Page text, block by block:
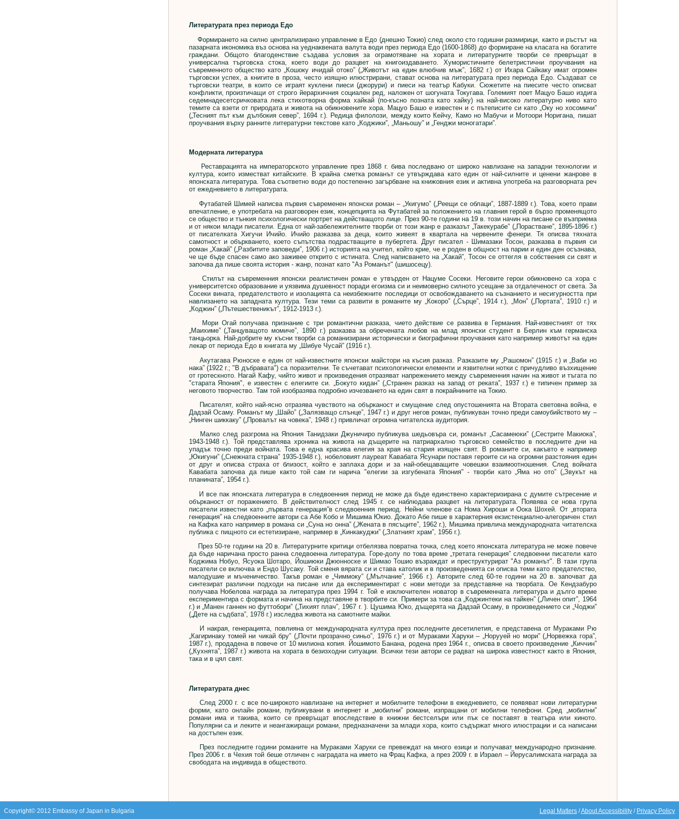
Литературата през периода Едо
Формирането на силно централизирано управление в Едо (днешно Токио) след около сто годишни размирици, както и ръстът на
пазарната икономика въз основа на уеднаквената валута води през периода Едо (1600-1868) до формиране на класата на богатите
граждани. Общото благоденствие създава условия за ограмотяване на хората и литературните творби се превръщат в
универсална търговска стока, което води до разцвет на книгоиздаването. Хумористичните белетристични проучвания на
съвременното общество като „Кошоку ичидай отоко” („Животът на един влюбчив мъж”, 1682 г.) от Ихара Сайкаку имат огромен
търговски успех, а книгите в проза, често изящно илюстрирани, стават основа на литературата през периода Едо. Създават се
търговски театри, в които се играят куклени пиеси (джорури) и пиеси на театър Кабуки. Сюжетите на пиесите често описват
конфликти, произтичащи от строго йерархичния социален ред, наложен от шогуната Токугава. Големият поет Мацуо Башо издига
седемнадесетсричковата лека стихотворна форма хайкай (по-късно позната като хайку) на най-високо литературно ниво като
темите са взети от природата и живота на обикновените хора. Мацуо Башо е известен и с пътеписите си като „Оку но хосомичи”
(„Тесният път към дълбокия север”, 1694 г.). Редица филолози, между които Кейчу, Камо но Мабучи и Мотоори Норигана, пишат
проучвания върху ранните литературни текстове като „Коджики”, „Маньошу” и „Генджи моногатари”.
Модерната литература
Реставрацията на императорското управление през 1868 г. бива последвано от широко навлизане на западни технологии и
култура, които изместват китайските. В крайна сметка романът се утвърждава като един от най-силните и ценени жанрове в
японската литература. Това съответно води до постепенно загърбване на книжовния език и активна употреба на разговорната реч
от ежедневието в литературата.
Футабатей Шимей написва първия съвременен японски роман – „Укигумо” („Реещи се облаци”, 1887-1889 г.). Това, което прави
впечатление, е употребата на разговорен език, концепцията на Футабатей за положението на главния герой в бързо променящото
се общество и тънкия психологически портрет на действащото лице. През 90-те години на 19 в. този начин на писане се възприема
и от някои млади писатели. Една от най-забележителните творби от този жанр е разказът „Такекурабе” („Порастване”, 1895-1896 г.)
от писателката Хигучи Ичийо. Ичийо разказва за деца, които живеят в квартала на червените фенери. Тя описва тяхната
самотност и объркването, което съпътства подрастващите в пубертета. Друг писател - Шимазаки Тосон, разказва в първия си
роман „Хакай” („Разбитите заповеди”, 1906 г.) историята на учител, който крие, че е роден в общност на парии и един ден осъзнава,
че ще бъде спасен само ако заживее открито с истината. След написването на „Хакай”, Тосон се оттегля в собствения си свят и
започва да пише своята история - жанр, познат като "Аз Романът" (шишосецу).
Стилът на съвременния японски реалистичен роман е утвърден от Нацуме Сосеки. Неговите герои обикновено са хора с
университетско образование и уязвима душевност поради егоизма си и неимоверно силното усещане за отдалеченост от света. За
Сосеки вината, предателството и изолацията са неизбежните последици от освобождаването на съзнанието и несигурността при
навлизането на западната култура. Тези теми са развити в романите му „Кокоро” („Сърце”, 1914 г.), „Мон” („Портата”, 1910 г.) и
„Коджин” („Пътешественикът”, 1912-1913 г.).
Мори Огай получава признание с три романтични разказа, чието действие се развива в Германия. Най-известният от тях
„Маихиме” („Танцуващото момиче”, 1890 г.) разказва за обречената любов на млад японски студент в Берлин към германска
танцьорка. Най-добрите му късни творби са романизирани исторически и биографични проучвания като например животът на един
лекар от периода Едо в книгата му „Шибуе Чусай” (1916 г.).
Акутагава Рюноске е един от най-известните японски майстори на късия разказ. Разказите му „Рашомон” (1915 г.) и „Ваби но
нака” (1922 г.; "В дъбравата") са поразителни. Те съчетават психологически елементи и язвителни нотки с причудливо възхищение
от гротескното. Нагай Кафу, чийто живот и произведения отразяват напрежението между съвременния начин на живот и тъгата по
"старата Япония", е известен с елегиите си. „Бокуто кидан” („Странен разказ на запад от реката”, 1937 г.) е типичен пример за
неговото творчество. Там той изобразява подробно изчезването на един свят в покрайнините на Токио.
Писателят, който най-ясно отразява чувството на обърканост и смущение след опустошенията на Втората световна война, е
Дадзай Осаму. Романът му „Шайо” („Залязващо слънце”, 1947 г.) и друг негов роман, публикуван точно преди самоубийството му –
„Нинген шиккаку” („Провалът на човека”, 1948 г.) привличат огромна читателска аудитория.
Малко след разгрома на Япония Танидзаки Джуничиро публикува шедьовъра си, романът „Сасамеюки” („Сестрите Макиока”,
1943-1948 г.). Той представлява хроника на живота на дъщерите на патриархално търговско семейство в последните дни на
упадък точно преди войната. Това е една красива елегия за края на стария изящен свят. В романите си, какъвто е например
„Юкигуни” („Снежната страна” 1935-1948 г.), нобеловият лауреат Кавабата Ясунари поставя героите си на огромни разстояния един
от друг и описва страха от близост, който е заплаха дори и за най-обещаващите човешки взаимоотношения. След войната
Кавабата започва да пише както той сам ги нарича "елегии за изгубената Япония" - творби като „Яма но ото” („Звукът на
планината”, 1954 г.).
И все пак японската литература в следвоенния период не може да бъде единствено характеризирана с думите сътресение и
обърканост от поражението. В действителност след 1945 г. се наблюдава разцвет на литературата. Появява се нова група
писатели известни като „първата генерация”в следвоенния период. Нейни членове са Нома Хироши и Оока Шохей. От „втората
генерация” на следвоенните автори са Абе Кобо и Мишима Юкио. Докато Абе пише в характерния екзистенциално-алегоричен стил
на Кафка като например в романа си „Суна но онна” („Жената в пясъците”, 1962 г.), Мишима привлича международната читателска
публика с пищното си естетизиране, например в „Кинкакуджи” („Златният храм”, 1956 г.).
През 50-те години на 20 в. Литературните критици отбелязва повратна точка, след което японската литература не може повече
да бъде наричана просто ранна следвоенна литература. Горе-долу по това време „третата генерация” следвоенни писатели като
Коджима Нобуо, Ясуока Шотаро, Йошиюки Джюнноске и Шимао Тошио възраждат и преструктурират "Аз романът". В тази група
писатели се включва и Ендо Шусаку. Той сменя вярата си и става католик и в произведенията си описва теми като предателство,
малодушие и мъченичество. Такъв роман е „Чиммоку” („Мълчание”, 1966 г.). Авторите след 60-те години на 20 в. започват да
синтезират различни подходи на писане или да експериментират с нови методи за представяне на творбата. Ое Кендзабуро
получава Нобелова награда за литература през 1994 г. Той е изключителен новатор в съвременната литература и дълго време
експериментира с формата и начина на представяне в творбите си. Примери за това са „Коджинтеки на тайкен” („Личен опит”, 1964
г.) и „Манен ганнен но футтобори” („Тихият плач”, 1967 г. ). Цушима Юко, дъщерята на Дадзай Осаму, в произведението си „Чоджи”
(„Дете на съдбата”, 1978 г.) изследва живота на самотните майки.
И накрая, генерацията, повлияна от международната култура през последните десетилетия, е представена от Мураками Рю
„Кагиринаку томей ни чикай бру” („Почти прозрачно синьо”, 1976 г.) и от Мураками Харуки – „Норууей но мори” („Норвежка гора”,
1987 г.), продадена в повече от 10 милиона копия. Йошимото Банана, родена през 1964 г., описва в своето произведение „Киччин”
(„Кухнята”, 1987 г.) живота на хората в безизходни ситуации. Всички тези автори се радват на широка известност както в Япония,
така и в цял свят.
Литературата днес
След 2000 г. с все по-широкото навлизане на интернет и мобилните телефони в ежедневието, се появяват нови литературни
форми, като онлайн романи, публикувани в интернет и „мобилни” романи, изпращани от мобилни телефони. Сред „мобилни”
романи има и такива, които се превръщат впоследствие в книжни бестселъри или пък се поставят в театъра или киното.
Популярни са и леките и неангажиращи романи, предназначени за млади хора, които съдържат много илюстрации и са написани
на достъпен език.
През последните години романите на Мураками Харуки се превеждат на много езици и получават международно признание.
През 2006 г. в Чехия той беше отличен с наградата на името на Фрац Кафка, а през 2009 г. в Израел – Йерусалимската награда за
свободата на индивида в обществото.
Copyright© 2012 Embassy of Japan in Bulgaria Legal Matters /About Accessibility / Privacy Policy